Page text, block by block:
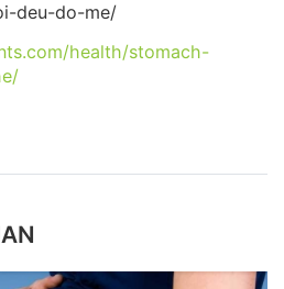
deu-do-me/
health/stomach-